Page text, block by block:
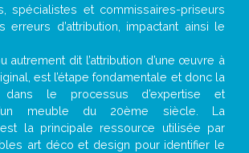
spécialistes et commissaires-priseurs
erreurs d’attribution, impactant ainsi le
autrement dit l’attribution d’une œuvre à
est l’étape fondamentale et donc la
le processus d’expertise et
meuble du 20ème siècle. La
est la principale ressource utilisée par
art déco et design pour identifier le